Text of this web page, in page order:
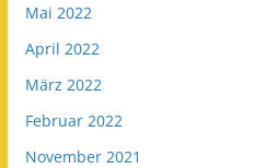
Mai 2022
April 2022
März 2022
Februar 2022
November 2021